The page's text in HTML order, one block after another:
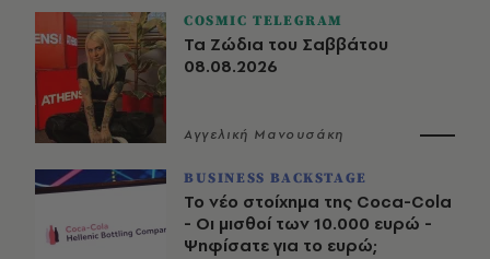
COSMIC TELEGRAM
Τα Ζώδια του Σαββάτου
08.08.2026
Αγγελική Μανουσάκη
BUSINESS BACKSTAGE
Το νέο στοίχημα της Coca-Cola
- Οι μισθοί των 10.000 ευρώ -
Ψηφίσατε για το ευρώ;